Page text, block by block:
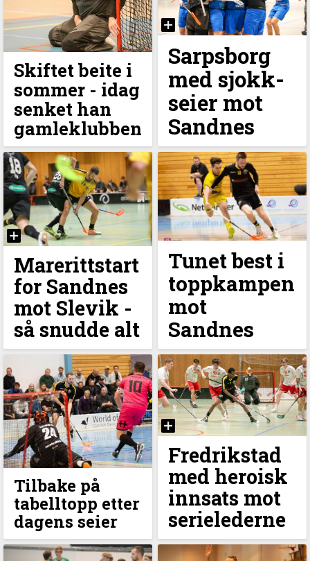
Skiftet beite i
sommer - idag
senket han
gamleklubben
Sarpsborg
med sjokk-
seier mot
Sandnes
Marerittstart
for Sandnes
mot Slevik -
så snudde alt
Tunet best i
toppkampen
mot
Sandnes
Tilbake på
tabelltopp etter
dagens seier
Fredrikstad
med heroisk
innsats mot
serielederne